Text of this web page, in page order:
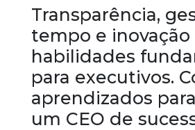
Transparência,
tempo e inovação
habilidades
para executivos.
aprendizados
um CEO de